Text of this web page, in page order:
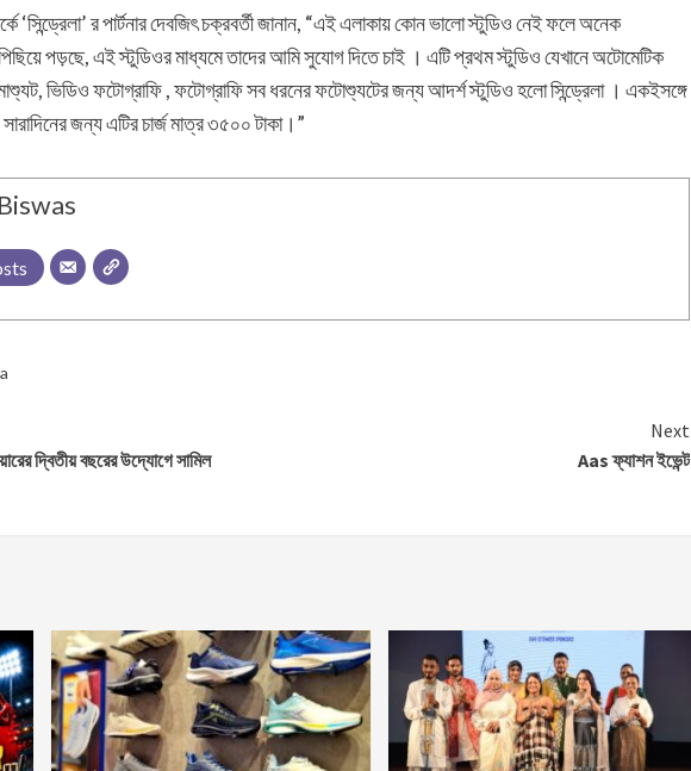
র পার্টনার দেবজিৎ চক্রবর্তী জানান, “এই এলাকায় কোন ভালো স্টুডিও নেই ফলে অনেক
পড়ছে, এই স্টুডিওর মাধ্যমে তাদের আমি সুযোগ দিতে চাই । এটি প্রথম স্টুডিও যেখানে অটোমেটিক
ভিডিও ফটোগ্রাফি , ফটোগ্রাফি সব ধরনের ফটোশ্যুটের জন্য আদর্শ স্টুডিও হলো সিন্ড্রেলা । একইসঙ্গে
জন্য এটির চার্জ মাত্র ৩৫০০ টাকা।”
দ্বিতীয় বছরের উদ্যোগে সামিল
Next
Aas ফ্যাশন ইভেন্ট